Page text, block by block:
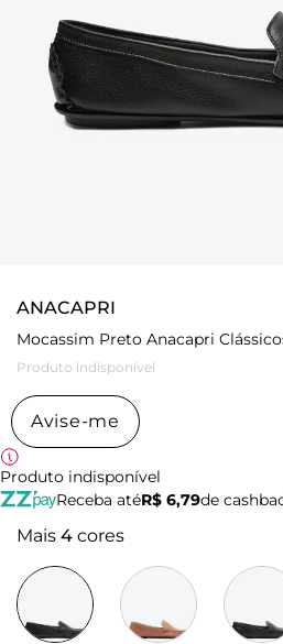
ANACAPRI
Mocassim Preto Anacapri
Produto indisponível
Avise-me
Produto indisponível
Receba atéR$ 6,79de
Mais 4 cores